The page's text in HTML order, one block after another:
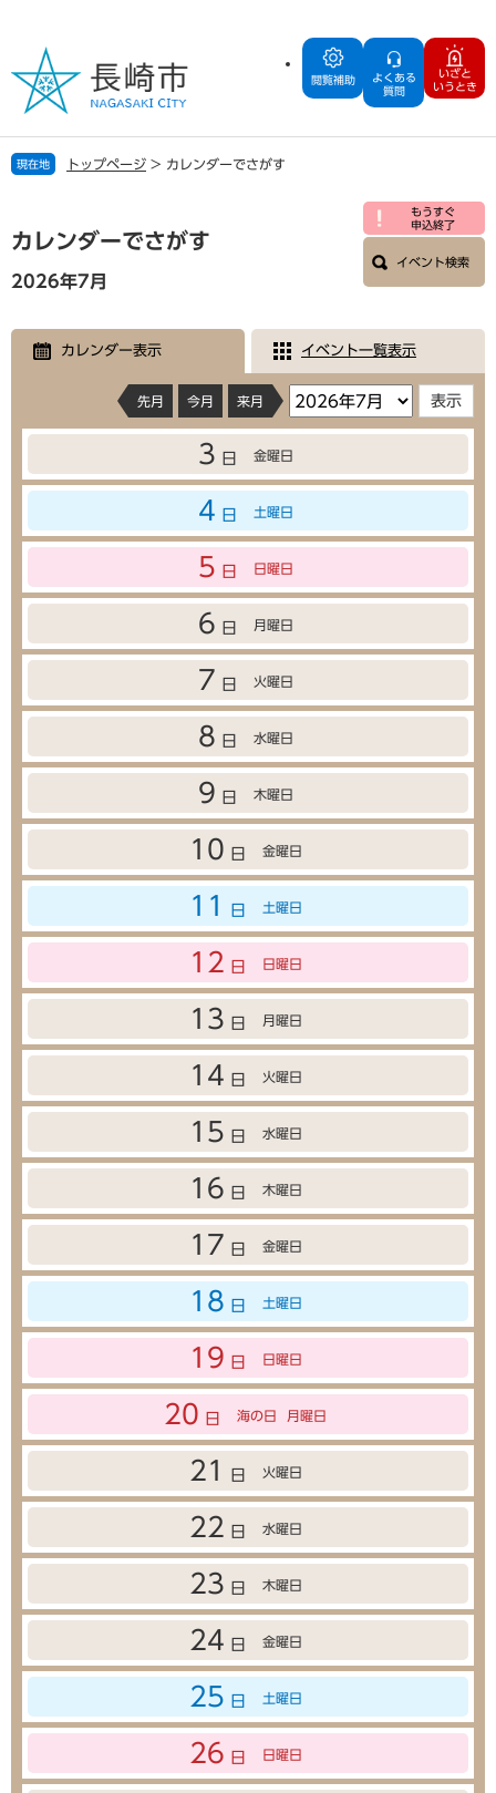
の
で
す
ー
ば
し
文
閲覧補助
よくある
質問
いざと
いうとき
現在地 トップページ > カレンダーでさがす
文
カレンダーでさがす
もうすぐ
申込終了
イベント検索
2026年7月
カレンダー表示 イベント一覧表示
先月 今月 来月
3 日 金曜日
4 日 土曜日
5 日 日曜日
6 日 月曜日
7 日 火曜日
8 日 水曜日
9 日 木曜日
10 日 金曜日
11 日 土曜日
12 日 日曜日
13 日 月曜日
14 日 火曜日
15 日 水曜日
16 日 木曜日
17 日 金曜日
18 日 土曜日
19 日 日曜日
20 日 海の日 月曜日
21 日 火曜日
22 日 水曜日
23 日 木曜日
24 日 金曜日
25 日 土曜日
26 日 日曜日